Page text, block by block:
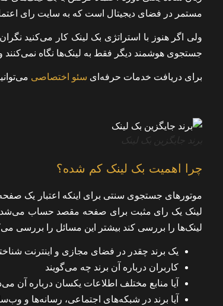
مستمر در فضای دیجیتال است که به سایت رای
ولی اگر هنوز با استراتژی بک لینک کار می‌کنید
جستجوی هوشمند دیگر فقط به لینک‌ها نگاه نمی‌کنند
برای دریافت خدمات حرفه‌ای سئو اختصاصی
برند جایگزین بک لینک
چرا اهمیت بک لینک کم شده؟
موتورهای جستجوی سنتی برای اینکه اعتبار یک صفحه
لینک یک رای مثبت برای صفحه مقصد حساب
لینک‌ها را بررسی کند بیشتر این مسائل را بررسی
یک برند چقدر در فضای مجازی و اینترنت
کاربران درباره آن برند چه می‌گویند
آیا منابع مختلف اطلاعات یکسان درباره آن
آیا برند در شبکه‌های اجتماعی، رسانه‌ها و